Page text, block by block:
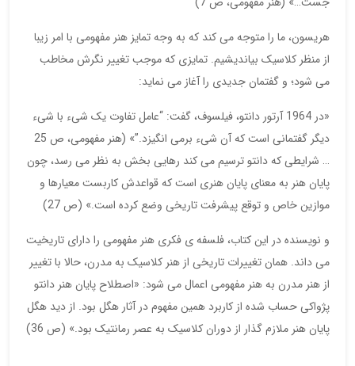
هریسون، ما را متوجه می کند که به وجه تمایز هنر مفهومی با امر زیبا
از منظر کلاسیک بیاندیشیم. تمایزی که موجب تغییر نگرش مخاطب
می شود؛ و گفتمان جدیدی را آغاز می نماید:
«در 1964 آرتور دانتو، فیلسوف، گفت: “عامل تفاوت یک شیء با شیء
دیگر گفتمانی است که آن شیء برمی انگیزد.”» (هنر مفهومی، ص 25
… شرایطی که دانتو ترسیم می کند رهایی بخش به نظر می رسد، چون
پایان هنر به معنای پایان هنری است که قواعدش کاربست معیارها و
موازین خاص و توقع پیشرفت تاریخی وضع کرده است.» (ص 27)
و نویسنده در این کتاب، فلسفه ی فکری هنر مفهومی را دارای تاریخیت
می داند. همان تغییرات تاریخی از هنر کلاسیک به مدرن، حالا با تغییر
از هنر مدرن به هنر مفهومی اعمال می شود: «اصطلاح پایان هنر دانتو
پژواکی حساب شده از کاربرد همین مفهوم در آثار هگل بود. از دید هگل
پایان هنر ملازم گذار از دوران کلاسیک به عصر رمانتیک بود.» (ص 36)